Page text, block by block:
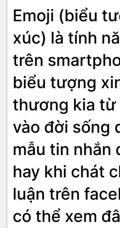
Emoji (biểu
xúc) là tính
trên
biểu tượng
thương kia từ
vào đời sống
mẫu tin nhắn
hay khi chát
luận trên
có thể xem